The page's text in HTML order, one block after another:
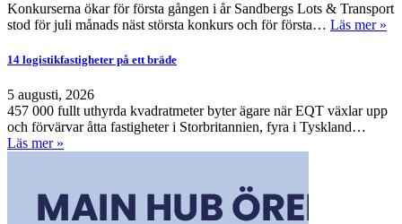
Konkurserna ökar för första gången i år Sandbergs Lots & Transport
stod för juli månads näst största konkurs och för första… Läs mer »
14 logistikfastigheter på ett bräde
5 augusti, 2026
457 000 fullt uthyrda kvadratmeter byter ägare när EQT växlar upp
och förvärvar åtta fastigheter i Storbritannien, fyra i Tyskland…
Läs mer »